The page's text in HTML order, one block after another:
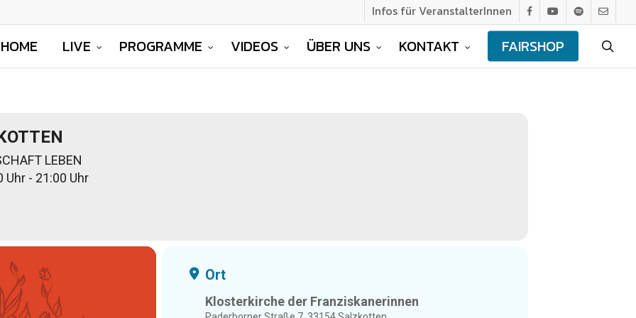
facebook
youtubespotifyemail
Infos für VeranstalterInnen
HOME LIVE PROGRAMME VIDEOS ÜBER UNS KONTAKT FAIRSHOP
LEBEN
Uhr - 21:00 Uhr
Ort
Klosterkirche der Franziskanerinnen